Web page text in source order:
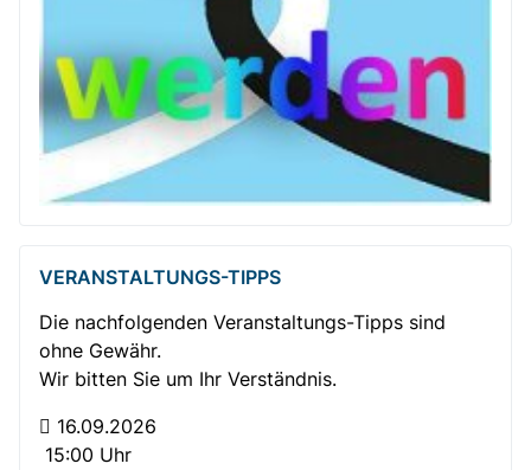
VERANSTALTUNGS-TIPPS
Die nachfolgenden Veranstaltungs-Tipps sind
ohne Gewähr.
Wir bitten Sie um Ihr Verständnis.
16.09.2026
15:00 Uhr